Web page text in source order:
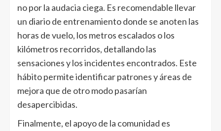
no por la audacia ciega. Es recomendable llevar
un diario de entrenamiento donde se anoten las
horas de vuelo, los metros escalados o los
kilómetros recorridos, detallando las
sensaciones y los incidentes encontrados. Este
hábito permite identificar patrones y áreas de
mejora que de otro modo pasarían
desapercibidas.
Finalmente, el apoyo de la comunidad es